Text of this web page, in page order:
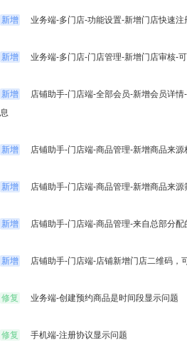
e闪收银台
积木UI
终端APP
易宝分账
e闪趣直播
易宝支付
新增 业务端-多门店-功能设置-新增门店快速
新增 业务端-多门店-门店管理-新增门店审核-
新增
店铺助手-门店端-全部会员-新增会员详
息
新增 店铺助手-门店端-商品管理-新增商品来
新增 店铺助手-门店端-商品管理-新增商品来源
新增 店铺助手-门店端-商品管理-来自总部分
新增 店铺助手-门店端-店铺新增门店二维码，
修复 业务端-创建预约商品是时间段显示问题
修复 手机端-注册协议显示问题